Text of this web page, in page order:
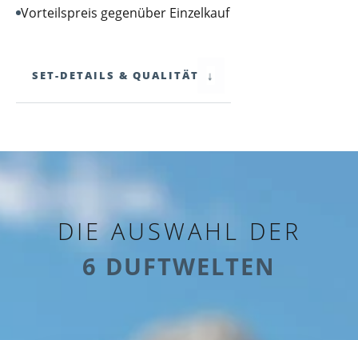
drops
10ml essential
10ml
Vorteilspreis gegenüber Einzelkauf
SET-DETAILS & QUALITÄT ↓
DIE AUSWAHL DER
6 DUFTWELTEN